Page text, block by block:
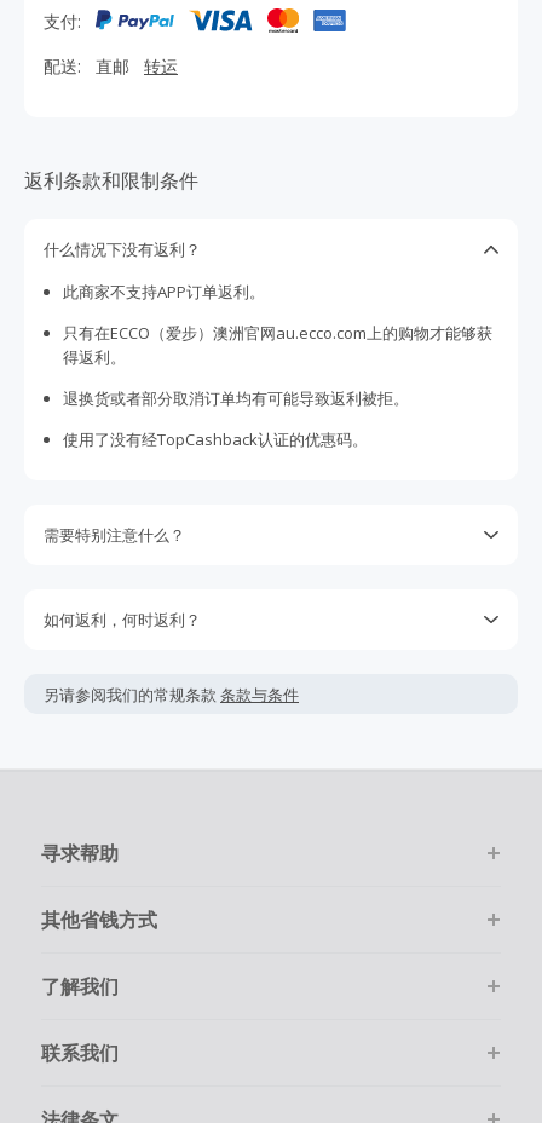
支付:
配送:
直邮 转运
返利条款和限制条件
什么情况下没有返利？
此商家不支持APP订单返利。
只有在ECCO（爱步）澳洲官网au.ecco.com上的购物才能够获
得返利。
退换货或者部分取消订单均有可能导致返利被拒。
使用了没有经TopCashback认证的优惠码。
需要特别注意什么？
不要取决于期待的返利，因为我们不能保证一定能获取得到返
返利金额可能会根据实际交易情况会有所上下浮动。
在点击进入商家购物前，请务必清空自己的购物车。
如何返利，何时返利？
网上购物。
100天内提交返利索赔，因为我们无法处理超过100天的交易。
另请参阅我们的常规条款 条款与条件
寻求帮助
其他省钱方式
了解我们
联系我们